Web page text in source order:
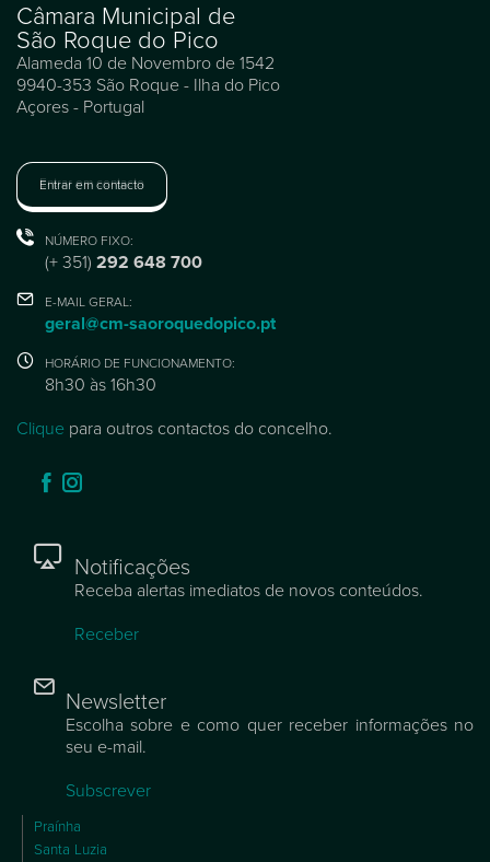
Câmara Municipal de
São Roque do Pico
Alameda 10 de Novembro de 1542
9940-353 São Roque - Ilha do Pico
Açores - Portugal
Entrar em contacto
NÚMERO FIXO:
(+ 351) 292 648 700
E-MAIL GERAL:
geral@cm-saoroquedopico.pt
HORÁRIO DE FUNCIONAMENTO:
8h30 às 16h30
Clique para outros contactos do concelho.
Notificações
Receba alertas imediatos de novos conteúdos.
Receber
Newsletter
Escolha sobre e como quer receber informações no
seu e-mail.
Subscrever
Praínha
Santa Luzia